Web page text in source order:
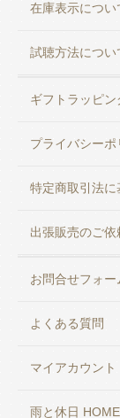
在庫表示につい
試聴方法につい
ギフトラッピン
プライバシーポ
特定商取引法に
出張販売のご依
お問合せフォー
よくある質問
マイアカウント
雨と休日 HOME